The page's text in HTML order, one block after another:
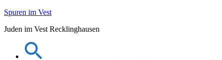
Zum
springen
Spuren im Vest
Juden im Vest Recklinghausen